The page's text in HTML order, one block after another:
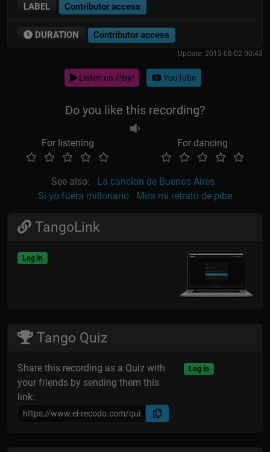
LABEL Contributor access
DURATION Contributor access
Update: 2013-08-02 00:43
Listen on Play! YouTube
Do you like this recording?
For listening For dancing
See also:
La cancion de Buenos Aires
Si yo fuera millonario
Mira mi retrato de pibe
TangoLink
Log in
Tango Quiz
Share this recording as a Quiz with
your friends by sending them this
link:
Log in